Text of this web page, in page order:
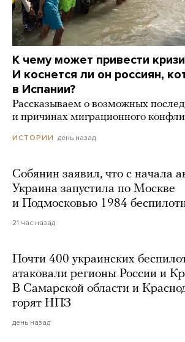
К чему может привести
И коснется ли он россиян,
в Испании?
Рассказываем о возможных
и причинах миграционного
ИСТОРИИ день назад
Собянин заявил, что с начала
Украина запустила по Москве
и Подмосковью 1984
21 час назад
Почти 400 украинских
атаковали регионы России и
В Самарской области и
горят НПЗ
день назад